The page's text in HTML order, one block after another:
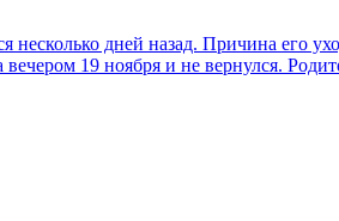
дней назад. Причина его
19 ноября и не вернулся.